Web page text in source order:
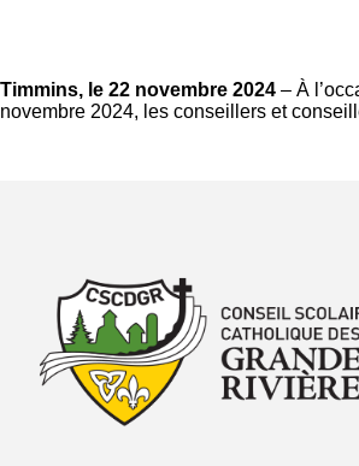
Timmins, le 22 novembre 2024 – À
novembre 2024, les conseillers et